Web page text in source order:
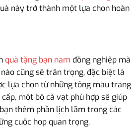
này trở thành một lựa chọn hoàn
quà tặng bạn nam đồng nghiệp mà
cũng sẽ trân trọng, đặc biệt là
lựa chọn từ những tông màu trang
một bộ cà vạt phù hợp sẽ giúp
thêm phần lịch lãm trong các
cuộc họp quan trọng.